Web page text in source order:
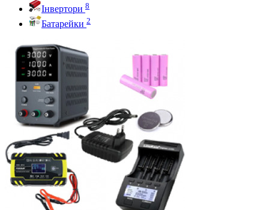
Інвертори 8
Батарейки 2